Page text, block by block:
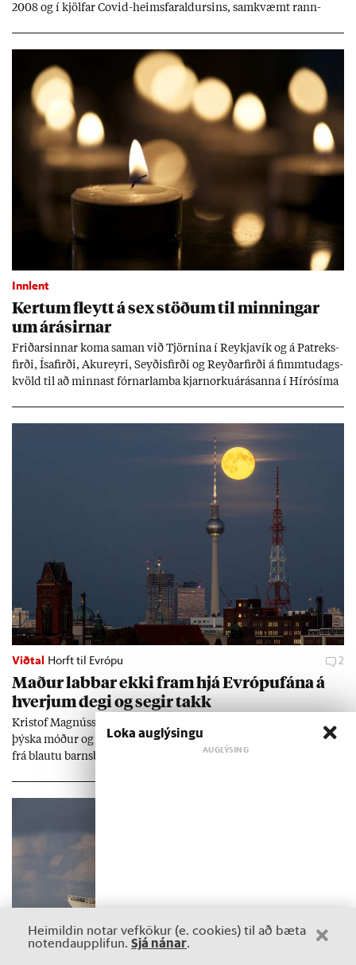
2008 og í kjöl­far Covid-heims­far­ald­urs­ins, sam­kvæmt rann­
Innlent
Kert­um fleytt á sex stöð­um til minn­ing­ar
um árás­irn­ar
Frið­arsinn­ar koma sam­an við Tjörn­ina í Reykja­vík og á Pat­reks­
firði, Ísa­firði, Ak­ur­eyri, Seyð­is­firði og Reyð­ar­firði á fimmtu­dags­
kvöld til að minn­ast fórn­ar­lamba kjarn­orku­árás­anna í Hírósíma
Viðtal Horft til Evrópu 2
Mað­ur labb­ar ekki fram hjá Evr­ópuf­ána á
hverj­um degi og seg­ir takk
Kri­stof Magnús­son er þekkt­ur rit­höf­und­ur og leik­skáld sem á
þýska móð­ur og ís­lensk­an föð­ur. Hann hef­ur bú­ið í Þýskalandi
frá blautu barns­beini, sem barn í Ham­borg og full­orð­inn í
Heimildin notar vefkökur (e. cookies) til að bæta
notendaupplifun. Sjá nánar.
Loka auglýsingu